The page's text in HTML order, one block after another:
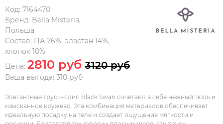
Код: 7164470
Бренд: Bella Misteria,
Польша
Состав: ПА 76%, эластан 14%,
хлопок 10%
Цена: 2810 руб 3120 руб
Ваша выгода: 310 руб
Элегантные трусы-слип Black Swan сочетают в себе нежный тюль и
изысканное кружево. Эта комбинация материалов обеспечивает
идеальную посадку на теле и создает ощущение мягкости и